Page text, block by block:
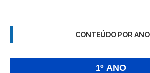
CONTEÚDO POR ANO
1º ANO